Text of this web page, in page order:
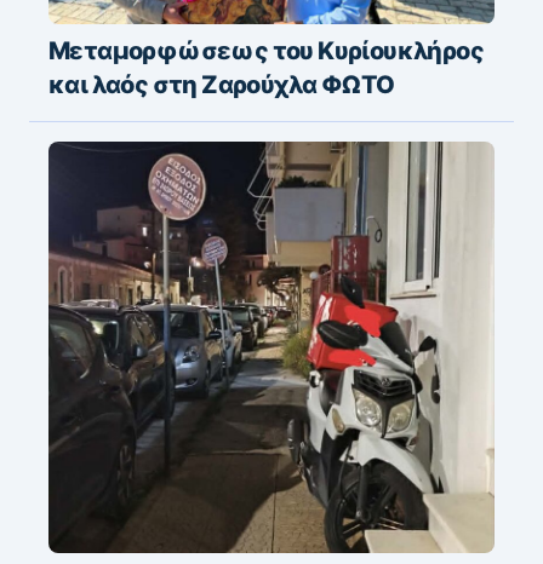
Μεταμορφώσεως του Κυρίουκλήρος
και λαός στη Ζαρούχλα ΦΩΤΟ